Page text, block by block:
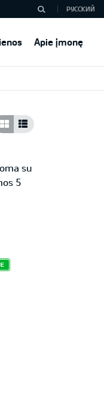
Apie įmonę
РУССКИЙ
su
5